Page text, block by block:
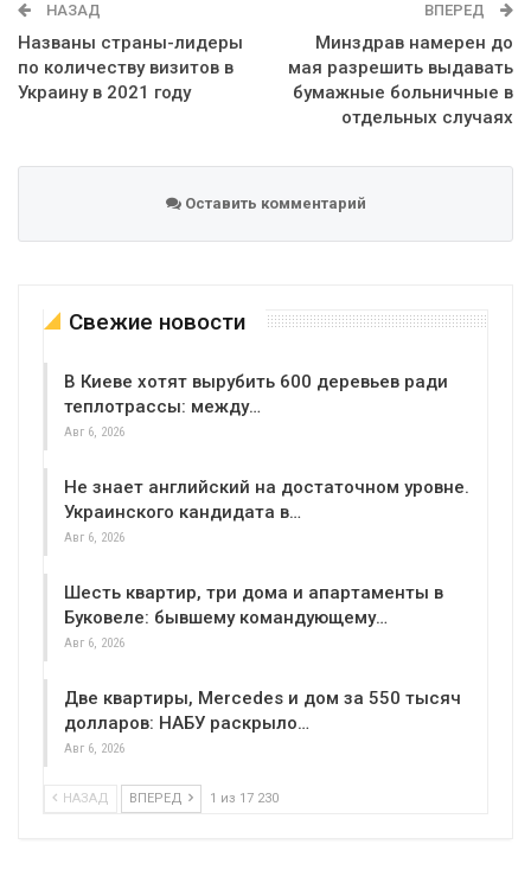
НАЗАД
Названы страны-лидеры
по количеству визитов в
Украину в 2021 году
ВПЕРЕД
Минздрав намерен до
мая разрешить выдавать
бумажные больничные в
отдельных случаях
Оставить комментарий
Свежие новости
В Киеве хотят вырубить 600 деревьев ради
теплотрассы: между…
Авг 6, 2026
Не знает английский на достаточном уровне.
Украинского кандидата в…
Авг 6, 2026
Шесть квартир, три дома и апартаменты в
Буковеле: бывшему командующему…
Авг 6, 2026
Две квартиры, Mercedes и дом за 550 тысяч
долларов: НАБУ раскрыло…
Авг 6, 2026
НАЗАД ВПЕРЕД 1 из 17 230